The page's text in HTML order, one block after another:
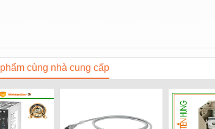
cùng nhà cung cấp